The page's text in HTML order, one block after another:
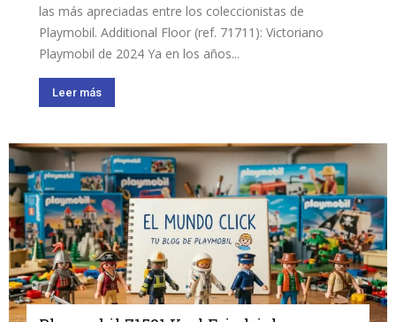
las más apreciadas entre los coleccionistas de
Playmobil. Additional Floor (ref. 71711): Victoriano
Playmobil de 2024 Ya en los años...
Leer más